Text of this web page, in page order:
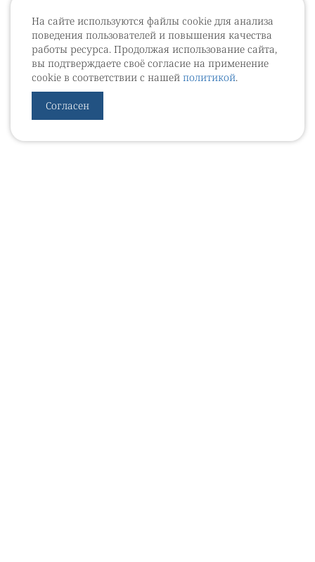
На сайте используются файлы cookie для анализа
поведения пользователей и повышения качества
работы ресурса. Продолжая использование сайта,
вы подтверждаете своё согласие на применение
cookie в соответствии с нашей политикой.
Согласен